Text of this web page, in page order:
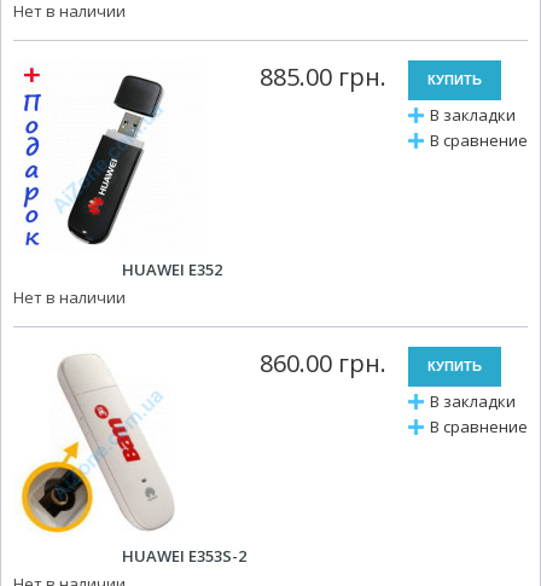
Нет в наличии
В закладки
В сравнение
885.00 грн.
HUAWEI E352
Нет в наличии
В закладки
В сравнение
860.00 грн.
HUAWEI E353S-2